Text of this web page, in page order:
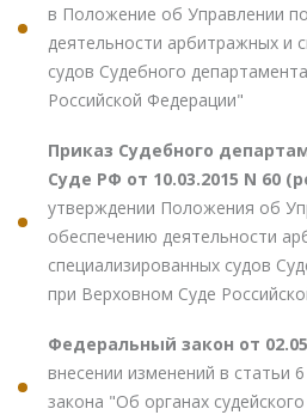
в Положение об Управлении
деятельности арбитражных и
судов Судебного
Российской Федерации"
Приказ Судебного
Суде РФ от 10.03.2015 N 60
утверждении Положения об
обеспечению деятельности
специализированных судов
при Верховном Суде
Федеральный закон от
внесении изменений в статьи
закона "Об органах